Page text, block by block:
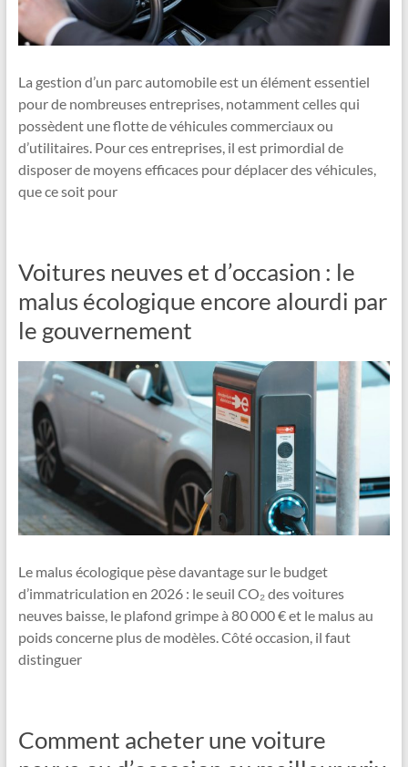
La gestion d’un parc automobile est un élément essentiel
pour de nombreuses entreprises, notamment celles qui
possèdent une flotte de véhicules commerciaux ou
d’utilitaires. Pour ces entreprises, il est primordial de
disposer de moyens efficaces pour déplacer des véhicules,
que ce soit pour
Voitures neuves et d’occasion : le
malus écologique encore alourdi par
le gouvernement
Le malus écologique pèse davantage sur le budget
d’immatriculation en 2026 : le seuil CO₂ des voitures
neuves baisse, le plafond grimpe à 80 000 € et le malus au
poids concerne plus de modèles. Côté occasion, il faut
distinguer
Comment acheter une voiture